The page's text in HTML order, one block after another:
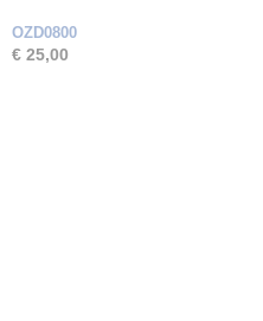
OZD0800
€ 25,00